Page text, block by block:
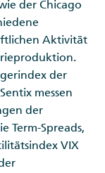
der Chicago
Aktivität
der
messen
der
Term-Spreads,
VIX